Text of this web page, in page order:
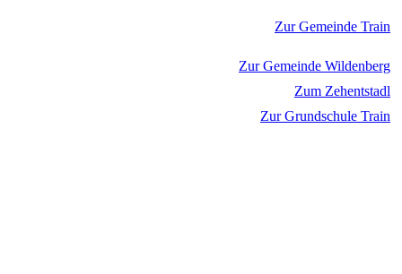
Zur Gemeinde Train
Zur Gemeinde Wildenberg
Zum Zehentstadl
Zur Grundschule Train